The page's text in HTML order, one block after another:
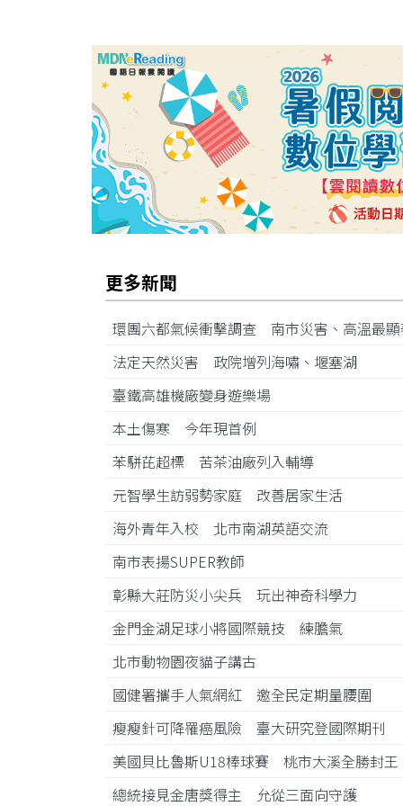
更多新聞
環團六都氣候衝擊調查 南市災害、高溫最
法定天然災害 政院增列海嘯、堰塞湖
臺鐵高雄機廠變身遊樂場
本土傷寒 今年現首例
苯駢芘超標 苦茶油廠列入輔導
元智學生訪弱勢家庭 改善居家生活
海外青年入校 北市南湖英語交流
南市表揚SUPER教師
彰縣大莊防災小尖兵 玩出神奇科學力
金門金湖足球小將國際競技 練膽氣
北市動物園夜貓子講古
國健署攜手人氣網紅 邀全民定期量腰圍
瘦瘦針可降罹癌風險 臺大研究登國際期刊
美國貝比魯斯U18棒球賽 桃市大溪全勝封
總統接見金唐獎得主 允從三面向守護